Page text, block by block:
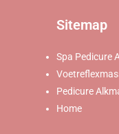
Sitemap
Spa Pedicure
Pedicure
Home